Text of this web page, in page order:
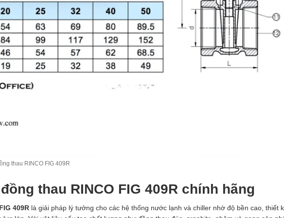
thau RINCO FIG 409R
thau RINCO FIG 409R chính hãng
409R là giải pháp lý tưởng cho các hệ thống nước lạnh và chiller nhờ độ bền cao, thiết